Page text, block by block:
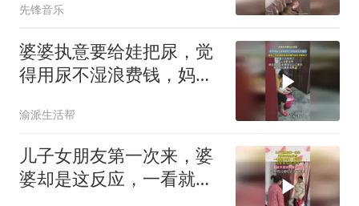
婆婆十分用心
先锋音乐
婆婆执意要给娃把尿，觉
得用尿不湿浪费钱，妈妈
渝派生活帮
儿子女朋友第一次来，婆
婆却是这反应，一看就不